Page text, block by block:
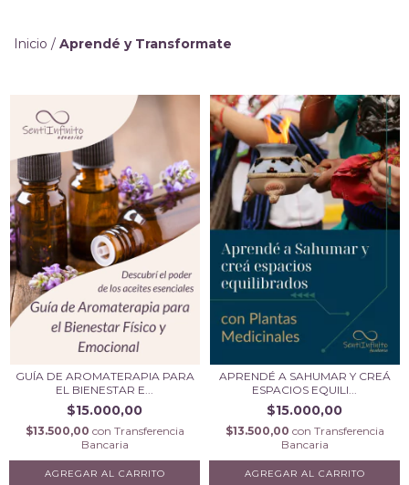
Inicio / Aprendé y Transformate
GUÍA DE AROMATERAPIA PARA
EL BIENESTAR E...
$15.000,00
$13.500,00 con Transferencia
Bancaria
APRENDÉ A SAHUMAR Y CREÁ
ESPACIOS EQUILI...
$15.000,00
$13.500,00 con Transferencia
Bancaria